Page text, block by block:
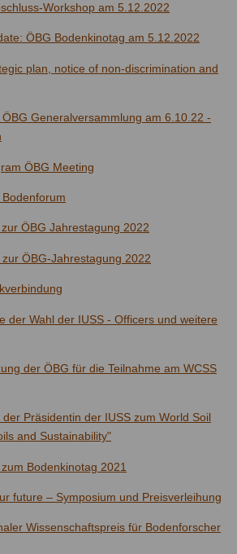
Workshop am 5.12.2022
ÖBG Bodenkinotag am 5.12.2022
plan, notice of non-discrimination and
Generalversammlung am 6.10.22 -
ÖBG Meeting
ÖBG Jahrestagung 2022
ÖBG-Jahrestagung 2022
der Wahl der IUSS - Officers und weitere
der ÖBG für die Teilnahme am WCSS
Präsidentin der IUSS zum World Soil
and Sustainability"
Bodenkinotag 2021
future – Symposium und Preisverleihung
Wissenschaftspreis für Bodenforscher